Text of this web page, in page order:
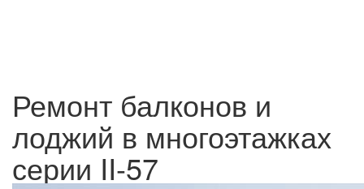
Ремонт балконов и
лоджий в многоэтажках
серии II-57